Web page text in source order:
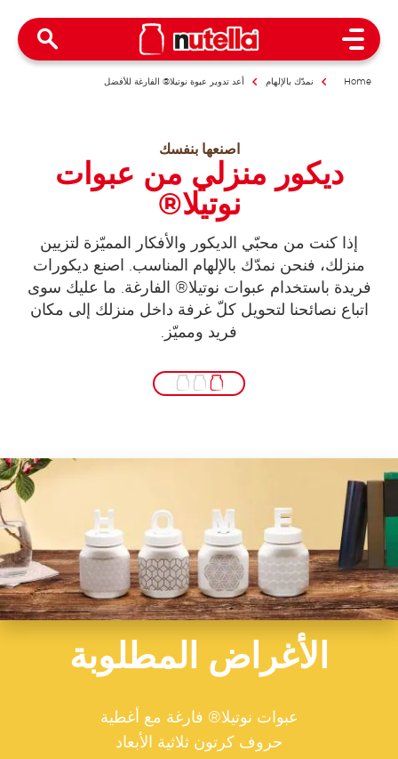
Open Menu
Home نمدّك بالإلهام أعد تدوير عبوة نوتيلا® الفارغة للأفضل
اصنعها بنفسك
ديكور منزلي من عبوات
نوتيلا®
إذا كنت من محبّي الديكور والأفكار المميّزة لتزيين
منزلك، فنحن نمدّك بالإلهام المناسب. اصنع ديكورات
فريدة باستخدام عبوات نوتيلا® الفارغة. ما عليك سوى
اتباع نصائحنا لتحويل كلّ غرفة داخل منزلك إلى مكان
فريد ومميّز.
الأغراض المطلوبة
عبوات نوتيلا® فارغة مع أغطية
حروف كرتون ثلاثية الأبعاد